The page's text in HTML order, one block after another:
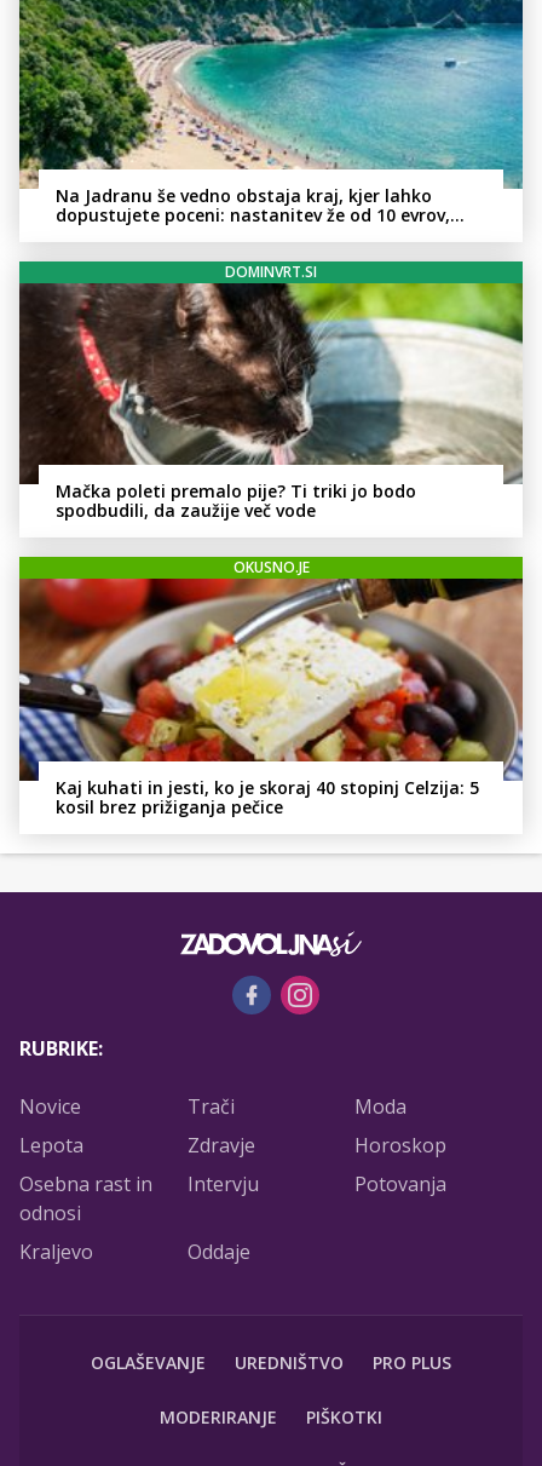
Na Jadranu še vedno obstaja kraj, kjer lahko
dopustujete poceni: nastanitev že od 10 evrov,
DOMINVRT.SI
Mačka poleti premalo pije? Ti triki jo bodo
spodbudili, da zaužije več vode
OKUSNO.JE
Kaj kuhati in jesti, ko je skoraj 40 stopinj Celzija: 5
kosil brez prižiganja pečice
RUBRIKE:
Novice Trači
Moda
Lepota
Zdravje
Horoskop
Osebna rast in
odnosi
Intervju Potovanja
Kraljevo Oddaje
OGLAŠEVANJE UREDNIŠTVO PRO PLUS
MODERIRANJE PIŠKOTKI